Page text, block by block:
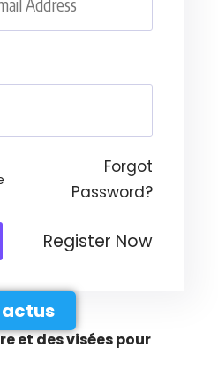
Forgot
Password?
Register Now
actus
et des visées pour